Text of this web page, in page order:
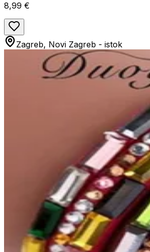
8,99 €
Zagreb, Novi Zagreb - istok